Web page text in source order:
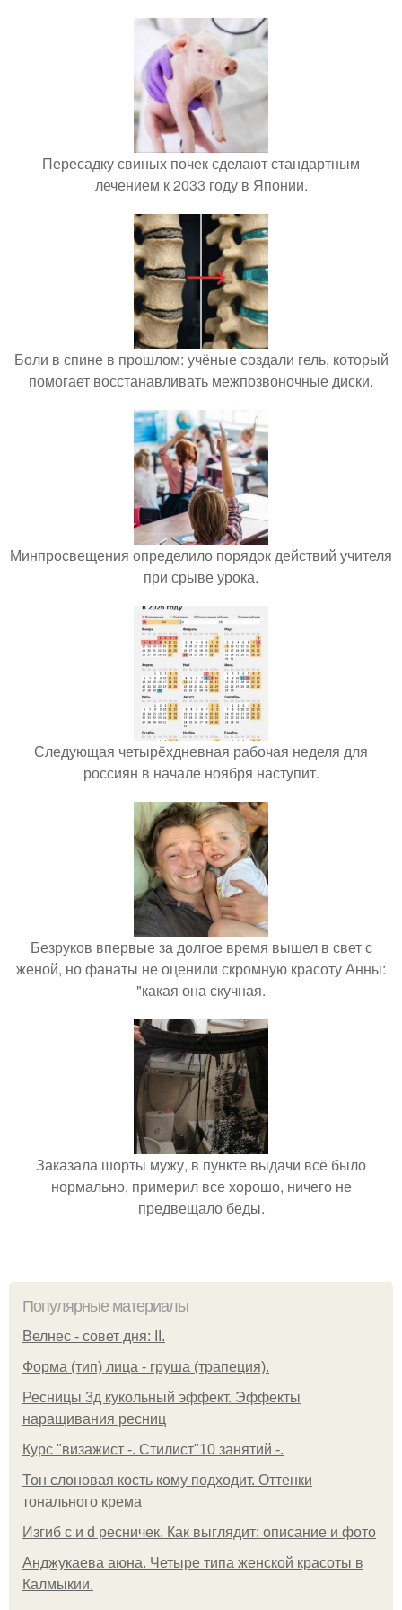
Пересадку свиных почек сделают стандартным
лечением к 2033 году в Японии.
Боли в спине в прошлом: учёные создали гель, который
помогает восстанавливать межпозвоночные диски.
Минпросвещения определило порядок действий учителя
при срыве урока.
Следующая четырёхдневная рабочая неделя для
россиян в начале ноября наступит.
Безруков впервые за долгое время вышел в свет с
женой, но фанаты не оценили скромную красоту Анны:
"какая она скучная.
Заказала шорты мужу, в пункте выдачи всё было
нормально, примерил все хорошо, ничего не
предвещало беды.
Популярные материалы
Велнес - совет дня: II.
Форма (тип) лица - груша (трапеция).
Ресницы 3д кукольный эффект. Эффекты
наращивания ресниц
Курс "визажист -. Стилист"10 занятий -.
Тон слоновая кость кому подходит. Оттенки
тонального крема
Изгиб c и d ресничек. Как выглядит: описание и фото
Анджукаева аюна. Четыре типа женской красоты в
Калмыкии.